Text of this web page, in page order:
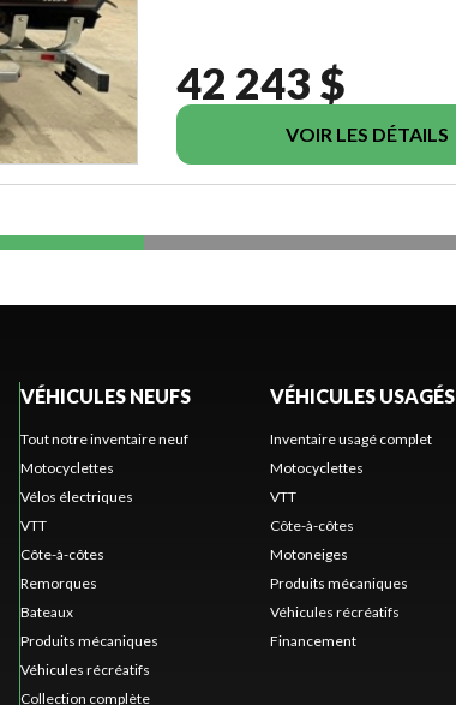
42 243 $
VOIR LES DÉTAILS
VÉHICULES NEUFS
Tout notre inventaire neuf
Motocyclettes
Vélos électriques
VTT
Côte-à-côtes
Remorques
Bateaux
Produits mécaniques
Véhicules récréatifs
Collection complète
VÉHICULES USAGÉS
Inventaire usagé complet
Motocyclettes
VTT
Côte-à-côtes
Motoneiges
Produits mécaniques
Véhicules récréatifs
Financement